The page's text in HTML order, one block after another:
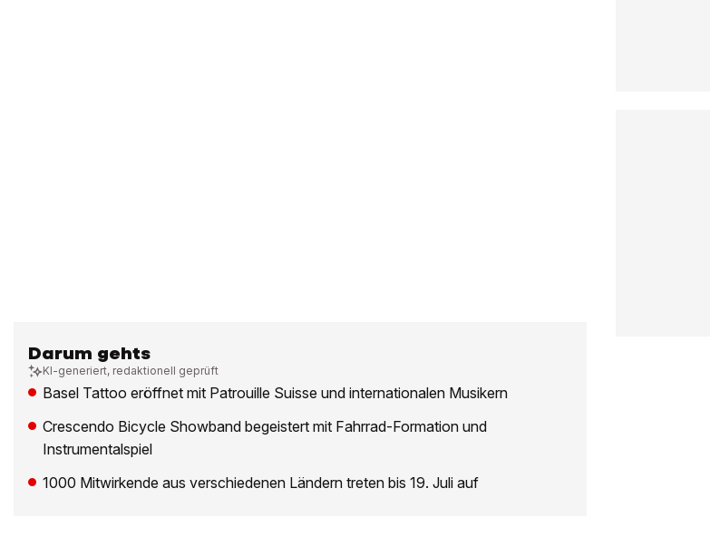
Darum gehts
KI-generiert, redaktionell geprüft
Basel Tattoo eröffnet mit Patrouille Suisse und internationalen Musikern
Crescendo Bicycle Showband begeistert mit Fahrrad-Formation und
Instrumentalspiel
1000 Mitwirkende aus verschiedenen Ländern treten bis 19. Juli auf